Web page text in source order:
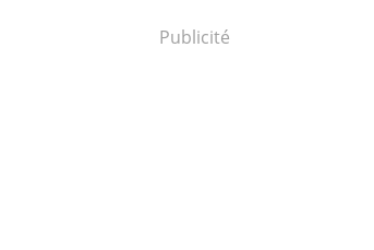
Publicité